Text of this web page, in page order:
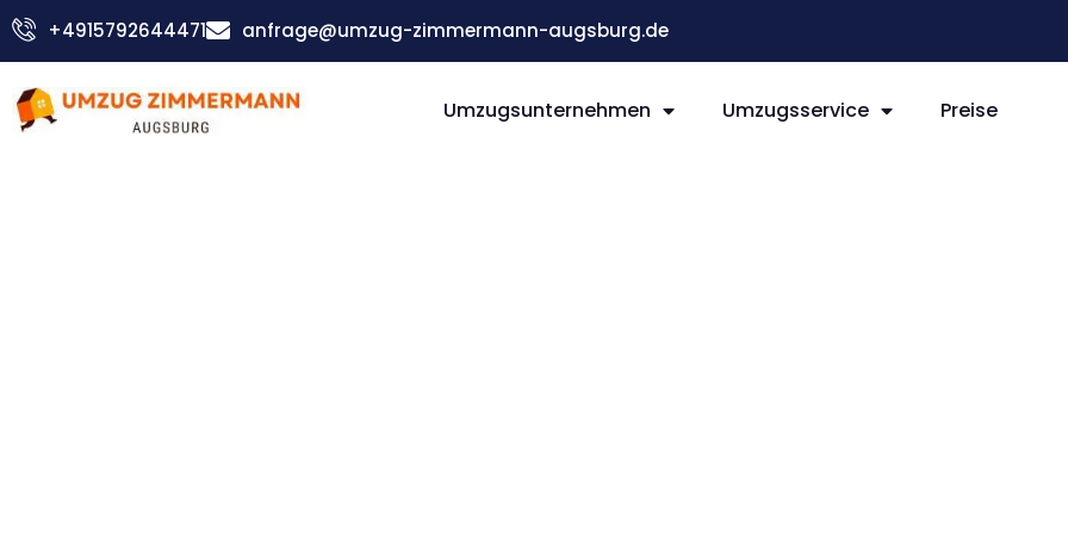
Zum
Inhalt
+4915792644471 anfrage@umzug-zimmermann-augsburg.de
Umzugsunternehmen Umzugsservice Preise